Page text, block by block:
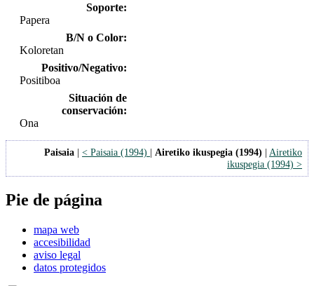
Soporte:
Papera
B/N o Color:
Koloretan
Positivo/Negativo:
Positiboa
Situación de
conservación:
Ona
Paisaia | < Paisaia (1994) | Airetiko ikuspegia (1994) | Airetiko
ikuspegia (1994) >
Pie de página
mapa web
accesibilidad
aviso legal
datos protegidos